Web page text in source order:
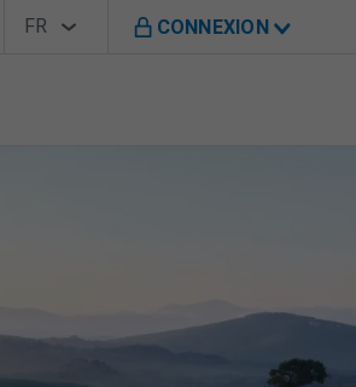
pays
êtes sur le site de B M O au Canada
Sélecteur de langue
FR
Français CONNEXION